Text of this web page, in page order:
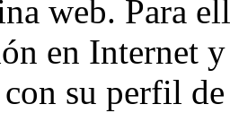
web. Para
en Internet
su perfil